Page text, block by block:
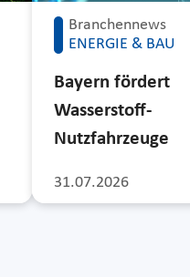
Branchennews
ENERGIE & BAU
31.07.2026
Bayern fördert
Wasserstoff-
Nutzfahrzeuge